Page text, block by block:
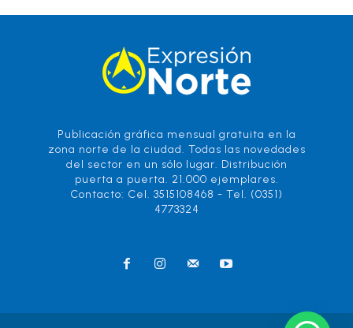
Publicación gráfica mensual gratuita en la
zona norte de la ciudad. Todas las novedades
del sector en un sólo lugar. Distribución
puerta a puerta. 21.000 ejemplares.
Contacto: Cel. 3515108468 - Tel. (0351)
4773324